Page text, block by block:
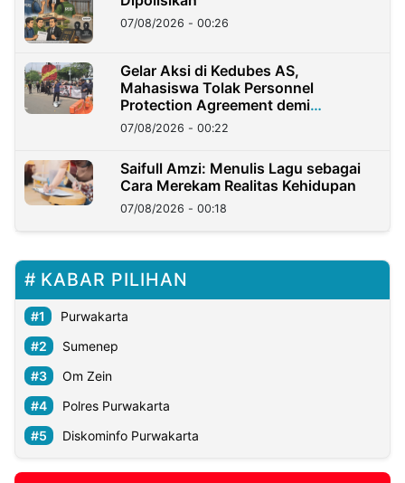
07/08/2026 - 00:26
Gelar Aksi di Kedubes AS,
Mahasiswa Tolak Personnel
Protection Agreement demi
Kedaulatan Negara
07/08/2026 - 00:22
Saifull Amzi: Menulis Lagu sebagai
Cara Merekam Realitas Kehidupan
07/08/2026 - 00:18
KABAR PILIHAN
Purwakarta
Sumenep
Om Zein
Polres Purwakarta
Diskominfo Purwakarta